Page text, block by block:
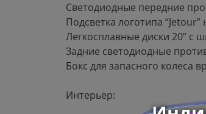
Светодиодные передние
Подсветка логотипа
Легкосплавные диски 20” с
Задние светодиодные
Бокс для запасного колеса
Интерьер: